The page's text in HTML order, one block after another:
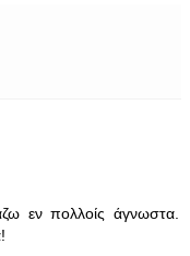
εν πολλοίς άγνωστα.